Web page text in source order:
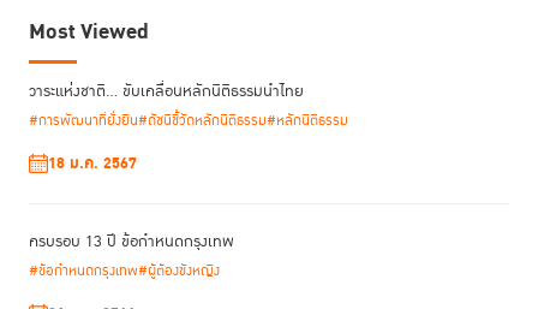
วิชาการ สถาบันวิจัยนโยบายสาธารณะ (Think Tank) และสื่อมวลชน มาร่วม
กันออกแบบทิศทางผ่านกิจกรรมสำคัญ
Most Viewed
วาระแห่งชาติ… ขับเคลื่อนหลักนิติธรรมนำไทย
#การพัฒนาที่ยั่งยืน#ดัชนีชี้วัดหลักนิติธรรม#หลักนิติธรรม
18 ม.ค. 2567
ครบรอบ 13 ปี ข้อกำหนดกรุงเทพ
#ข้อกำหนดกรุงเทพ#ผู้ต้องขังหญิง